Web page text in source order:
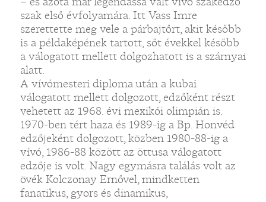
szak első évfolyamára. Itt Vass Imre
szerettette meg vele a párbajtőrt, akit később
is a példaképének tartott, sőt évekkel később
a válogatott mellett dolgozhatott is a szárnyai
alatt.
A vívómesteri diploma után a kubai
válogatott mellett dolgozott, edzőként részt
vehetett az 1968. évi mexikói olimpián is.
1970-ben tért haza és 1989-ig a Bp. Honvéd
edzőjeként dolgozott, közben 1980-88-ig a
vívó, 1986-88 között az öttusa válogatott
edzője is volt. Nagy egymásra találás volt az
övék Kolczonay Ernővel, mindketten
fanatikus, gyors és dinamikus,